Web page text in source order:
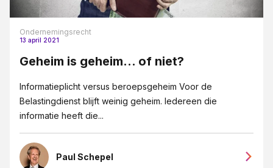
Ondernemingsrecht
13 april 2021
Geheim is geheim... of niet?
Informatieplicht versus beroepsgeheim Voor de
Belastingdienst blijft weinig geheim. Iedereen die
informatie heeft die...
Paul Schepel